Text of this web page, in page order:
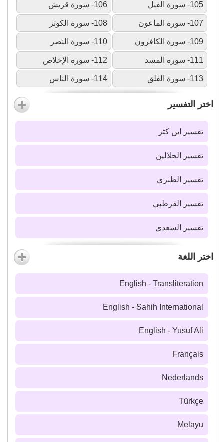
105- سورة الفيل 106- سورة قريش
107- سورة الماعون 108- سورة الكوثر
109- سورة الكافرون 110- سورة النصر
111- سورة المسد 112- سورة الإخلاص
113- سورة الفلق 114- سورة الناس
اختر التفسير
تفسير ابن كثر
تفسير الجلالين
تفسير الطبري
تفسير القرطبي
تفسير السعدي
اختر اللغة
English - Transliteration
English - Sahih International
English - Yusuf Ali
Français
Nederlands
Türkçe
Melayu